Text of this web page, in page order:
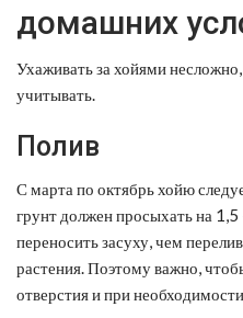
домашних
Ухаживать за хойями
учитывать.
Полив
С марта по октябрь хойю
грунт должен просыхать на
переносить засуху, чем
растения. Поэтому важно,
отверстия и при